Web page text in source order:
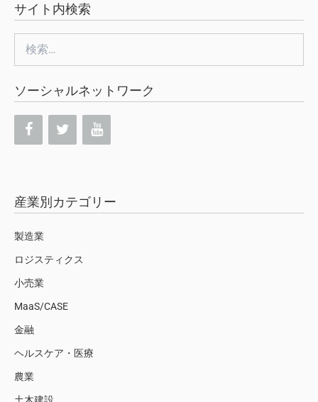
サイト内検索
索:
ソーシャルネットワーク
産業別カテゴリー
製造業
ロジスティクス
小売業
MaaS/CASE
金融
ヘルスケア・医療
農業